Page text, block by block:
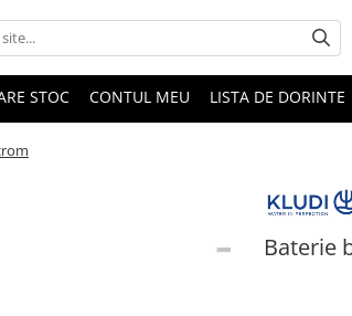
STOC CONTUL MEU LISTA DE DORINTE
Baterie